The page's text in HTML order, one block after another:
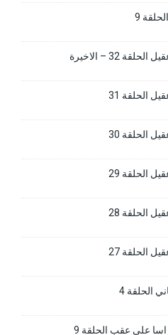
9
32 – الاخيرة
الحلقة 31
الحلقة 30
الحلقة 29
الحلقة 28
الحلقة 27
الحلقة 4
على عقب الحلقة 9